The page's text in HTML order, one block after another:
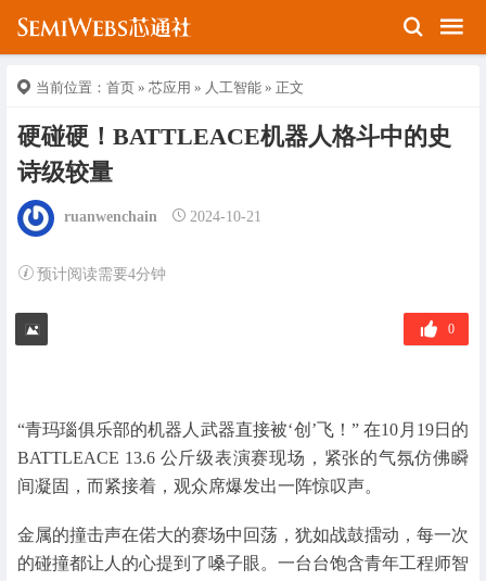
当前位置： 首页 » 芯应用 » 人工智能 » 正文
硬碰硬！BATTLEACE机器人格斗中的史
诗级较量
ruanwenchain 2024-10-21
预计阅读需要4分钟
0
“青玛瑙俱乐部的机器人武器直接被‘创’飞！” 在10月19日的
BATTLEACE 13.6 公斤级表演赛现场，紧张的气氛仿佛瞬
间凝固，而紧接着，观众席爆发出一阵惊叹声。
金属的撞击声在偌大的赛场中回荡，犹如战鼓擂动，每一次
的碰撞都让人的心提到了嗓子眼。一台台饱含青年工程师智